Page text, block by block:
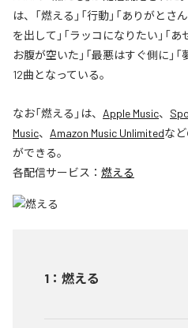
は、「燃える」「行動」「ありがとさ
を出して」「ラッコになりたい」「あ
お腹が空いた」「最悪はすぐ側に」
12曲となっている。
なお「燃える 」は、 Apple Music、
Music、 Amazon Music Unlimitedな
ができる。
各配信サービス： 燃える
1 ： 燃える